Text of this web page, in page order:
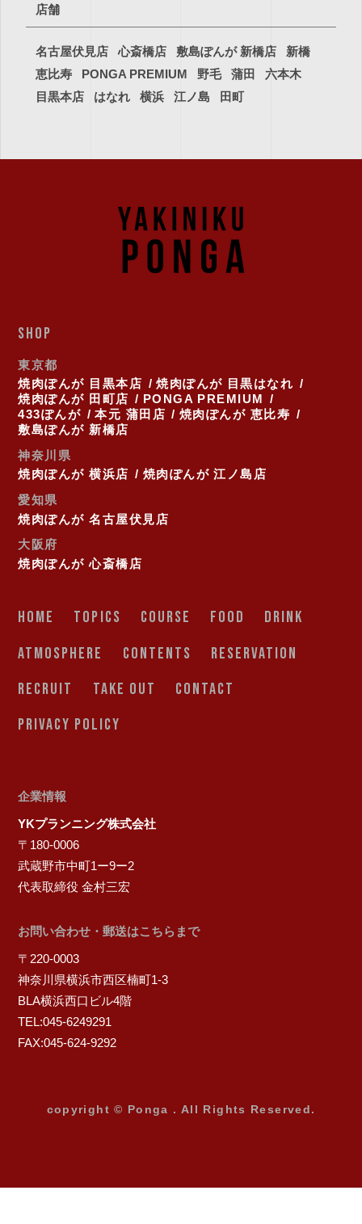
店舗
名古屋伏見店 心斎橋店 敷島ぽんが 新橋店
新橋
恵比寿
PONGA PREMIUM 野毛 蒲田
六本木
目黒本店
はなれ 横浜 江ノ島 田町
SHOP
東京都
焼肉ぽんが 目黒本店
焼肉ぽんが 目黒はなれ
焼肉ぽんが 田町店
PONGA PREMIUM
433ぽんが
本元 蒲田店
焼肉ぽんが 恵比寿
敷島ぽんが 新橋店
神奈川県
焼肉ぽんが 横浜店
焼肉ぽんが 江ノ島店
愛知県
焼肉ぽんが 名古屋伏見店
大阪府
焼肉ぽんが 心斎橋店
HOME TOPICS COURSE FOOD
DRINK
ATMOSPHERE
CONTENTS
RESERVATION
RECRUIT
TAKE OUT
CONTACT
PRIVACY POLICY
企業情報
YKプランニング株式会社
〒180-0006
武蔵野市中町1ー9ー2
代表取締役 金村三宏
お問い合わせ・郵送はこちらまで
〒220-0003
神奈川県横浜市西区楠町1-3
BLA横浜西口ビル4階
TEL:045-6249291
FAX:045-624-9292
copyright © Ponga . All Rights Reserved.